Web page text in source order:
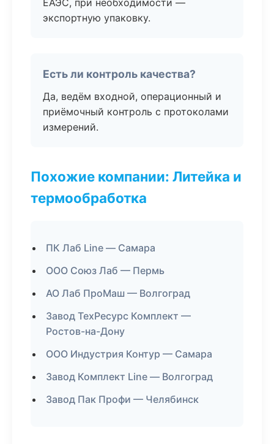
ЕАЭС, при необходимости —
экспортную упаковку.
Есть ли контроль качества?
Да, ведём входной, операционный и
приёмочный контроль с протоколами
измерений.
Похожие компании: Литейка и
термообработка
ПК Лаб Line — Самара
ООО Союз Лаб — Пермь
АО Лаб ПроМаш — Волгоград
Завод ТехРесурс Комплект —
Ростов-на-Дону
ООО Индустрия Контур — Самара
Завод Комплект Line — Волгоград
Завод Пак Профи — Челябинск